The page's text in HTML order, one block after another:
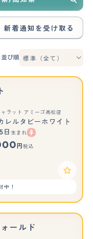
新着通知を受け取る
並び順
もっと見る
ャラット アミーゴ高松店
レルタビーホワイト
生まれ
円 税込
中！
ールド